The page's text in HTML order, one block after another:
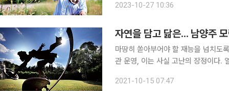
그마치 300여 종으로 늘었다. 그 많
2023-10-27 10:36
자연을 담고 닮은... 남양주
마땅히 쏟아부어야 할 재능을 넘치도
관 운영, 이는 사실 고난의 장정이다.
다. 소리 소문 없이 사라졌거나 사라
2021-10-15 07:47